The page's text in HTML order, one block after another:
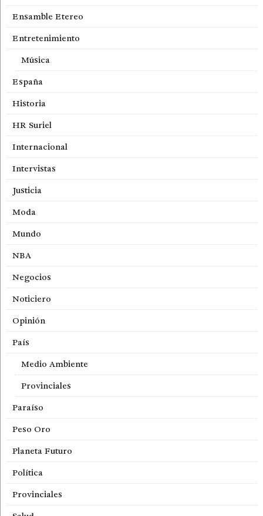
Ensamble Etereo
Entretenimiento
Música
España
Historia
HR Suriel
Internacional
Intervistas
Justicia
Moda
Mundo
NBA
Negocios
Noticiero
Opinión
País
Medio Ambiente
Provinciales
Paraíso
Peso Oro
Planeta Futuro
Política
Provinciales